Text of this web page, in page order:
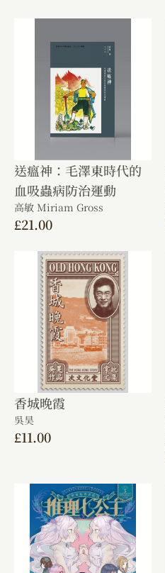
送瘟神：毛澤東時代的
血吸蟲病防治運動
高敏 Miriam Gross
£21.00
香城晚霞
吳昊
£11.00